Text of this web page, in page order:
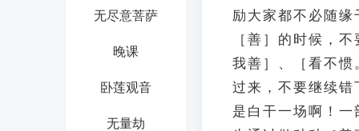
无尽意菩萨
晚课
卧莲观音
无量劫
励大家都不必随
［善］的时候，
我善］、［看不
过来，不要继续
是白干一场啊！